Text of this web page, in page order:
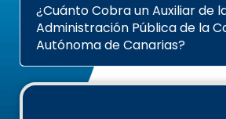
¿Cuánto Cobra un Auxiliar de
Administración Pública de la
Autónoma de Canarias?